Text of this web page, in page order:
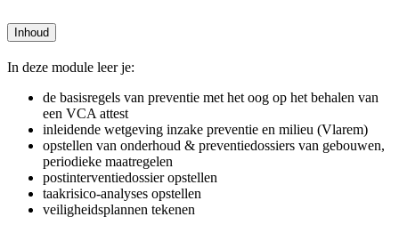
Inhoud
In deze module leer je:
de basisregels van preventie met het oog op het behalen van
een VCA attest
inleidende wetgeving inzake preventie en milieu (Vlarem)
opstellen van onderhoud & preventiedossiers van gebouwen,
periodieke maatregelen
postinterventiedossier opstellen
taakrisico-analyses opstellen
veiligheidsplannen tekenen